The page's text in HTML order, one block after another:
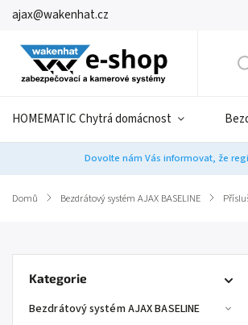
ajax@wakenhat.cz
HOMEMATIC Chytrá domácnost
Dovolte nám Vás informovat, že
Domů / Bezdrátový systém AJAX BASELINE /
Kategorie
Bezdrátový systém AJAX BASELINE